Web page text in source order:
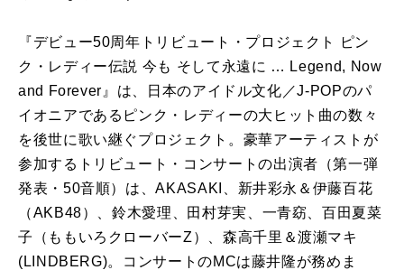
『デビュー50周年トリビュート・プロジェクト ピン
ク・レディー伝説 今も そして永遠に … Legend, Now
and Forever』は、日本のアイドル文化／J-POPのパ
イオニアであるピンク・レディーの大ヒット曲の数々
を後世に歌い継ぐプロジェクト。豪華アーティストが
参加するトリビュート・コンサートの出演者（第一弾
発表・50音順）は、AKASAKI、新井彩永＆伊藤百花
（AKB48）、鈴木愛理、田村芽実、一青窈、百田夏菜
子（ももいろクローバーZ）、森高千里＆渡瀬マキ
(LINDBERG)。コンサートのMCは藤井隆が務めま